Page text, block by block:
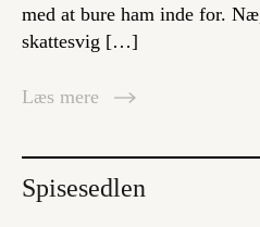
med at bure ham inde for.
skattesvig […]
Læs mere
Spisesedlen